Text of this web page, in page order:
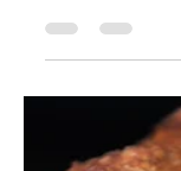
Dagmar
3. 4. 2022